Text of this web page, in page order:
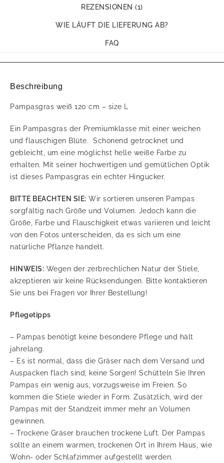
REZENSIONEN (1)
WIE LÄUFT DIE LIEFERUNG AB?
FAQ
Beschreibung
Pampasgras weiß 120 cm – size L
Ein Pampasgras der Premiumklasse mit einer weichen
und flauschigen Blüte. Schonend getrocknet und
gebleicht, um eine möglichst helle weiße Farbe zu
erhalten. Mit seiner hochwertigen und gemütlichen Optik
ist dieses Pampasgras ein echter Hingucker.
BITTE BEACHTEN SIE: Wir sortieren unseren Pampas
sorgfältig nach Größe und Volumen. Jedoch kann die
Größe, Farbe und Flauschigkeit etwas variieren und leicht
von den Fotos unterscheiden, da es sich um eine
natürliche Pflanze handelt.
HINWEIS: Wegen der zerbrechlichen Natur der Stiele,
akzeptieren wir keine Rücksendungen. Bitte kontaktieren
Sie uns bei Fragen vor Ihrer Bestellung!
Pflegetipps
– Pampas benötigt keine besondere Pflege und hält
jahrelang.
– Es ist normal, dass die Gräser nach dem Versand und
Auspacken flach sind, keine Sorgen! Schütteln Sie Ihren
Pampas ein wenig aus, vorzugsweise im Freien. So
kommen die Stiele wieder in Form. Zusätzlich, wird der
Pampas mit der Standzeit immer mehr an Volumen
gewinnen.
– Trockene Gräser brauchen trockene Luft. Der Pampas
sollte an einem warmen, trockenen Ort in Ihrem Haus, wie
Wohn- oder Schlafzimmer aufgestellt werden.